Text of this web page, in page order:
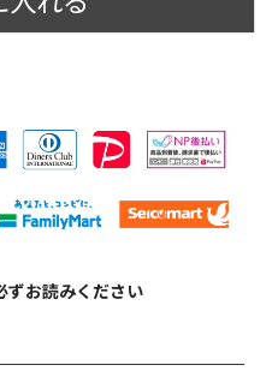
ずお読みください